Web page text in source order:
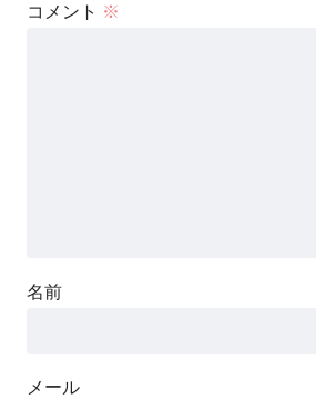
コメント ※
名前
メール